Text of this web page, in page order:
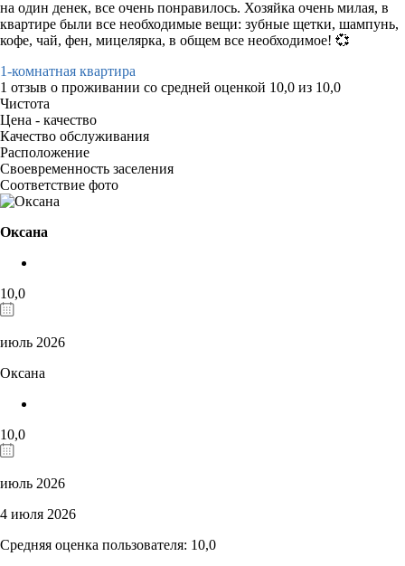
на один денек, все очень понравилось. Хозяйка очень милая, в
квартире были все необходимые вещи: зубные щетки, шампунь,
кофе, чай, фен, мицелярка, в общем все необходимое! 💞
1-комнатная квартира
1 отзыв о проживании со средней оценкой 10,0 из 10,0
Чистота
Цена - качество
Качество обслуживания
Расположение
Своевременность заселения
Соответствие фото
Оксана
10,0
июль 2026
Оксана
10,0
июль 2026
4 июля 2026
Средняя оценка пользователя: 10,0